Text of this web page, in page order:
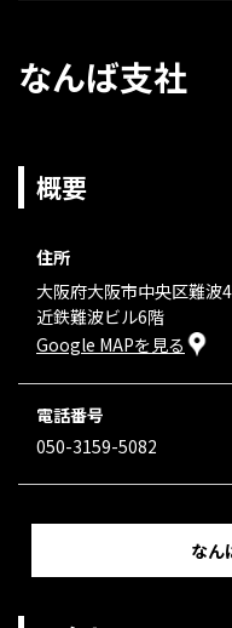
なんば支社
概要
住所
大阪府大阪市中央区難波
近鉄難波ビル6階
Google MAPを見る
電話番号
050-3159-5082
なん